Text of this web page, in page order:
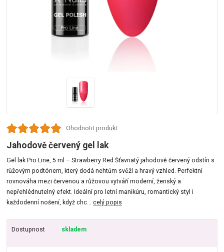
Ohodnotit produkt
Jahodově červený gel lak
Gel lak Pro Line, 5 ml – Strawberry Red Šťavnatý jahodově červený odstín s
růžovým podtónem, který dodá nehtům svěží a hravý vzhled. Perfektní
rovnováha mezi červenou a růžovou vytváří moderní, ženský a
nepřehlédnutelný efekt. Ideální pro letní manikúru, romantický styl i
každodenní nošení, když chc...celý popis
Dostupnost skladem